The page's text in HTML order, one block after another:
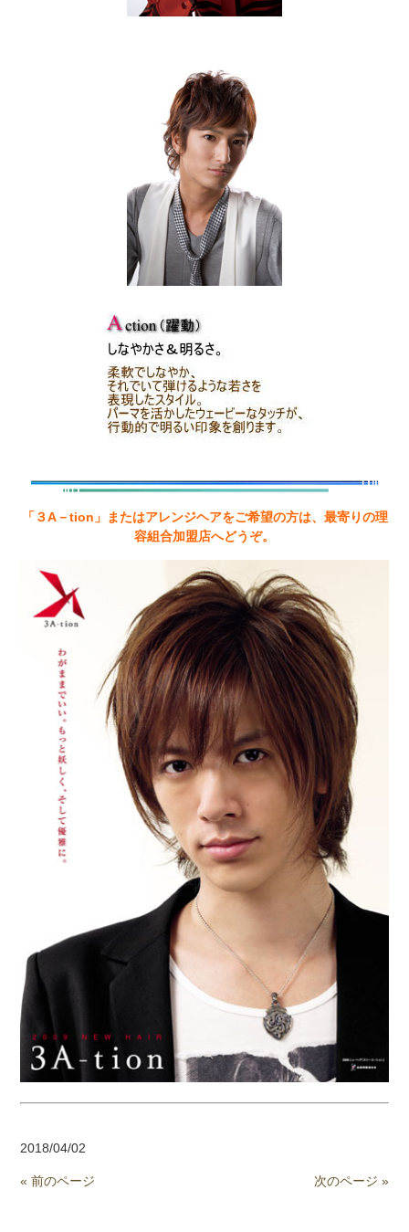
「３A－tion」またはアレンジヘアをご希望の方は、最寄りの理
容組合加盟店へどうぞ。
2018/04/02
« 前のページ 次のページ »